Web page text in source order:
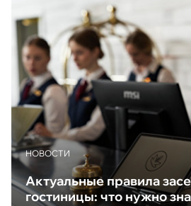
НОВОСТИ
Актуальные правила
гостиницы: что нужно